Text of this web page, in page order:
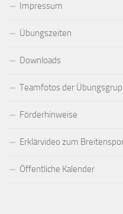
Impressum
Übungszeiten
Downloads
Teamfotos der
Förderhinweise
Erklärvideo zum
Öffentliche Kalender